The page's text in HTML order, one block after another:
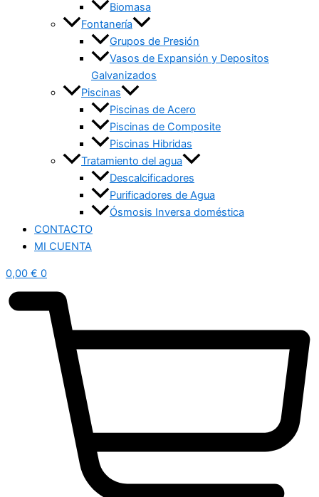
Biomasa
Fontanería
Grupos de Presión
Vasos de Expansión y Depositos
Galvanizados
Piscinas
Piscinas de Acero
Piscinas de Composite
Piscinas Hibridas
Tratamiento del agua
Descalcificadores
Purificadores de Agua
Ósmosis Inversa doméstica
CONTACTO
MI CUENTA
0,00 € 0